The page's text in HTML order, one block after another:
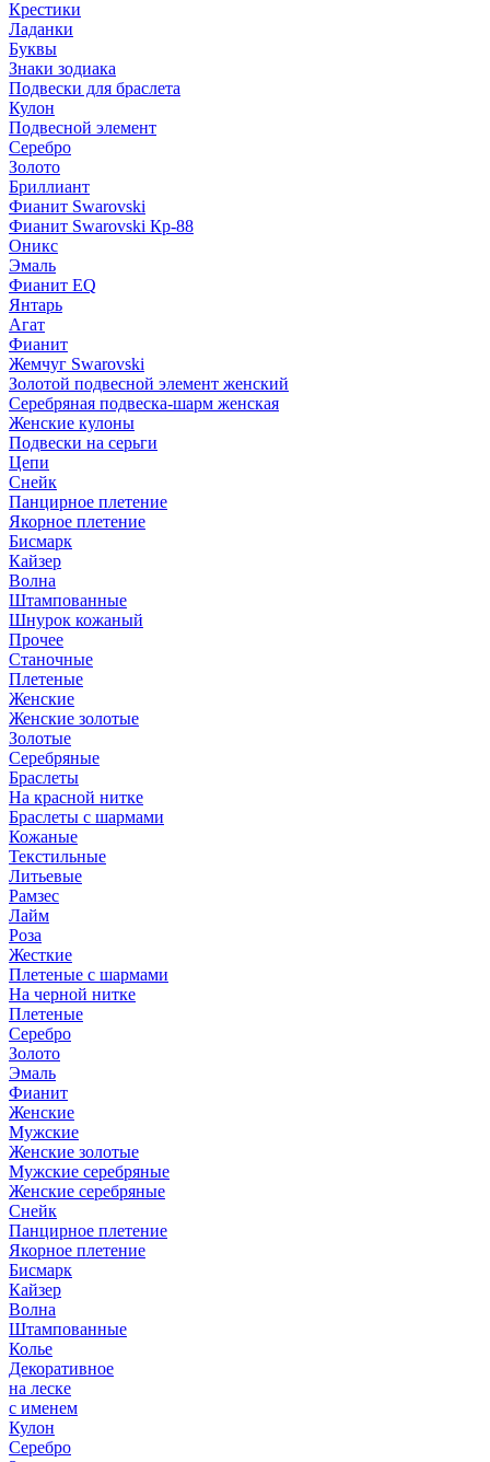
Крестики
Ладанки
Буквы
Знаки зодиака
Подвески для браслета
Кулон
Подвесной элемент
Серебро
Золото
Бриллиант
Фианит Swarovski
Фианит Swarovski Кр-88
Оникс
Эмаль
Фианит EQ
Янтарь
Агат
Фианит
Жемчуг Swarovski
Золотой подвесной элемент женcкий
Серебряная подвеска-шарм женская
Женские кулоны
Подвески на серьги
Цепи
Снейк
Панцирное плетение
Якорное плетение
Бисмарк
Кайзер
Волна
Штампованные
Шнурок кожаный
Прочее
Станочные
Плетеные
Женские
Женские золотые
Золотые
Серебряные
Браслеты
На красной нитке
Браслеты с шармами
Кожаные
Текстильные
Литьевые
Рамзес
Лайм
Роза
Жесткие
Плетеные с шармами
На черной нитке
Плетеные
Серебро
Золото
Эмаль
Фианит
Женские
Мужские
Женские золотые
Мужские серебряные
Женские серебряные
Снейк
Панцирное плетение
Якорное плетение
Бисмарк
Кайзер
Волна
Штампованные
Колье
Декоративное
на леске
с именем
Кулон
Серебро